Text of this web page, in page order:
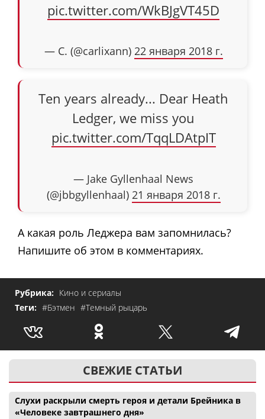
pic.twitter.com/WkBJgVT45D
— C. (@carlixann) 22 января 2018 г.
Ten years already... Dear Heath
Ledger, we miss you
pic.twitter.com/TqqLDAtpIT
— Jake Gyllenhaal News
(@jbbgyllenhaal) 21 января 2018 г.
А какая роль Леджера вам запомнилась?
Напишите об этом в комментариях.
Рубрика: Кино и сериалы
Теги: #Бэтмен #Темный рыцарь
СВЕЖИЕ СТАТЬИ
Слухи раскрыли смерть героя и детали Брейника в
«Человеке завтрашнего дня»